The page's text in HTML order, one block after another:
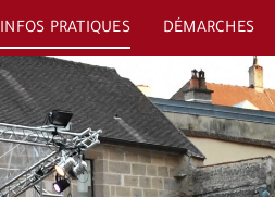
INFOS PRATIQUES DÉMARCHES